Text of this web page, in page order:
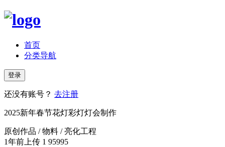
首页
分类导航
登录
还没有账号？ 去注册
2025新年春节花灯彩灯灯会制作
原创作品 / 物料 / 亮化工程
1年前上传 1 95995